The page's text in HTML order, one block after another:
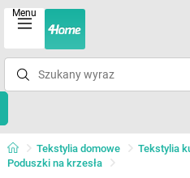
Menu
Tekstylia domowe
Tekstylia
Poduszki na krzesła